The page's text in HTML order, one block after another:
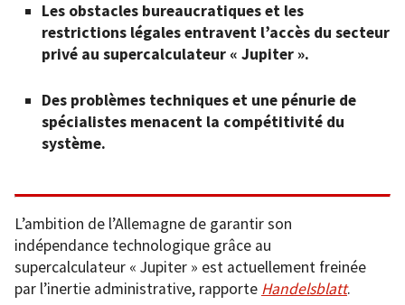
Les obstacles bureaucratiques et les
restrictions légales entravent l’accès du secteur
privé au supercalculateur « Jupiter ».
Des problèmes techniques et une pénurie de
spécialistes menacent la compétitivité du
système.
L’ambition de l’Allemagne de garantir son
indépendance technologique grâce au
supercalculateur « Jupiter » est actuellement freinée
par l’inertie administrative, rapporte Handelsblatt.